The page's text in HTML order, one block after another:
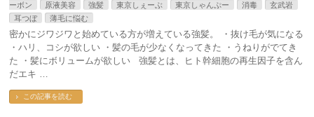
ーボン
原液美容 強髪 東京しぇーぶ 東京しゃんぷー 消毒
玄武岩
耳つぼ
薄毛に悩む
密かにジワジワと始めている方が増えている強髪。 ・抜け毛が気になる
・ハリ、コシが欲しい ・髪の毛が少なくなってきた ・うねりがでてき
た ・髪にボリュームが欲しい 強髪とは、ヒト幹細胞の再生因子を含ん
だエキ …
この記事を読む